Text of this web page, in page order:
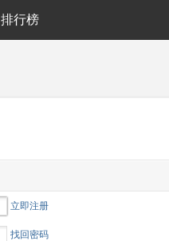
排行榜
立即注册
找回密码